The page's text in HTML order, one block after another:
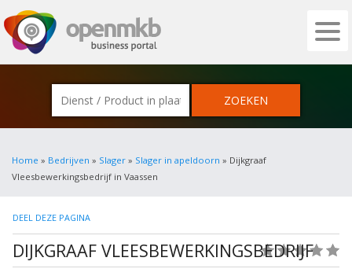
OPENMKB - DE ZAKELIJKE PORTAL
Home » Bedrijven » Slager » Slager in apeldoorn » Dijkgraaf
Vleesbewerkingsbedrijf in Vaassen
DEEL DEZE PAGINA
DIJKGRAAF VLEESBEWERKINGSBEDRIJF